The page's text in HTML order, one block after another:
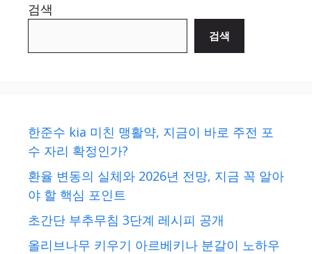
검색
검색
한준수 kia 미친 맹활약, 지금이 바로 주전 포
수 자리 확정인가?
환율 변동의 실체와 2026년 전망, 지금 꼭 알아
야 할 핵심 포인트
초간단 부추무침 3단계 레시피 공개
올리브나무 키우기 아르베키나 분갈이 노하우